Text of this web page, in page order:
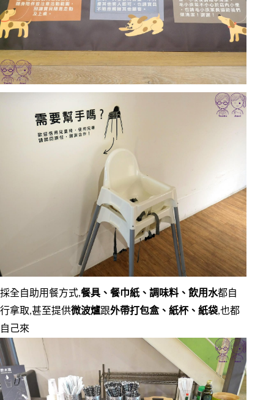
採全自助用餐方式,餐具、餐巾紙、調味料、飲用水都自
行拿取,甚至提供微波爐跟外帶打包盒、紙杯、紙袋,也都
自己來